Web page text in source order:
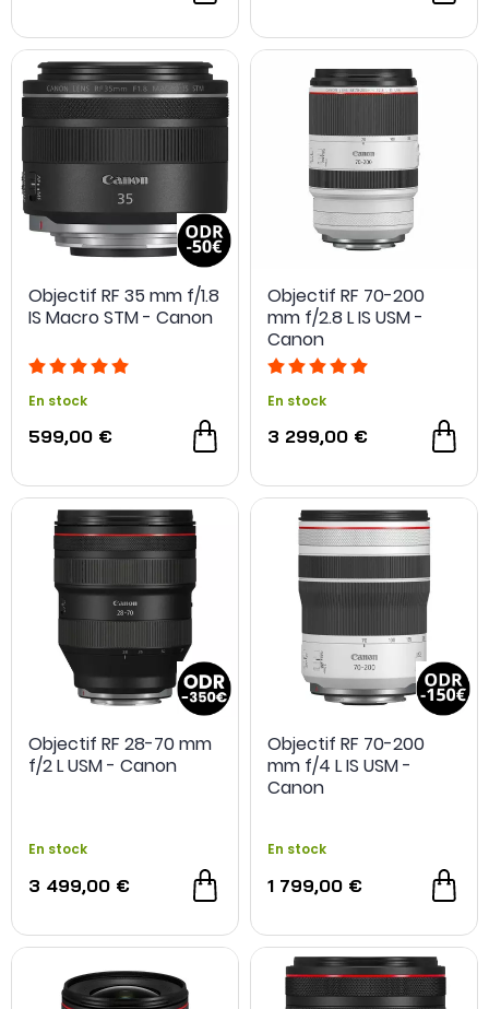
- 70 €
Objectif RF 35 mm f/1.8
IS Macro STM - Canon
En stock
599,00 €
Objectif RF 70-200
mm f/2.8 L IS USM -
Canon
En stock
3 299,00 €
Objectif RF 28-70 mm
f/2 L USM - Canon
En stock
3 499,00 €
Objectif RF 70-200
mm f/4 L IS USM -
Canon
En stock
1 799,00 €